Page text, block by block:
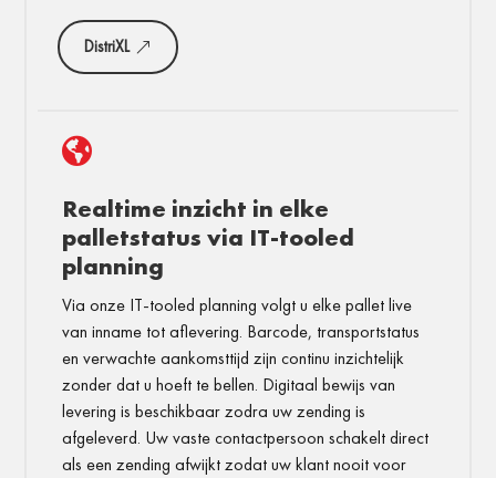
DistriXL

Realtime inzicht in elke
palletstatus via IT-tooled
planning
Via onze IT-tooled planning volgt u elke pallet live
van inname tot aflevering. Barcode, transportstatus
en verwachte aankomsttijd zijn continu inzichtelijk
zonder dat u hoeft te bellen. Digitaal bewijs van
levering is beschikbaar zodra uw zending is
afgeleverd. Uw vaste contactpersoon schakelt direct
als een zending afwijkt zodat uw klant nooit voor